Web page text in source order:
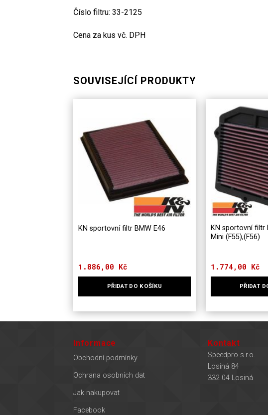
Číslo filtru: 33-2125
Cena za kus vč. DPH
SOUVISEJÍCÍ PRODUKTY
KN sportovní filtr BMW E46
1.886,00 Kč
PŘIDAT DO KOŠÍKU
KN sportovní filtr
Mini (F55),(F56)
1.774,00 Kč
PŘIDAT
Informace
Obchodní podmínky
Ochrana osobních dat
Jak nakupovat
Facebook
Kontakt
Speedpro s.r.o.
Losiná 84
332 04 Losiná